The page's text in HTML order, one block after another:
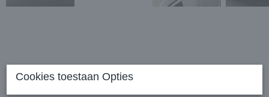
Cookies toestaan Opties